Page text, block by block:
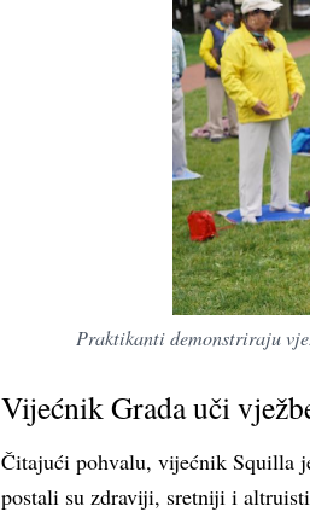
Praktikanti demonstriraju
Vijećnik Grada uči
Čitajući pohvalu, vijećnik Squilla
postali su zdraviji, sretniji i